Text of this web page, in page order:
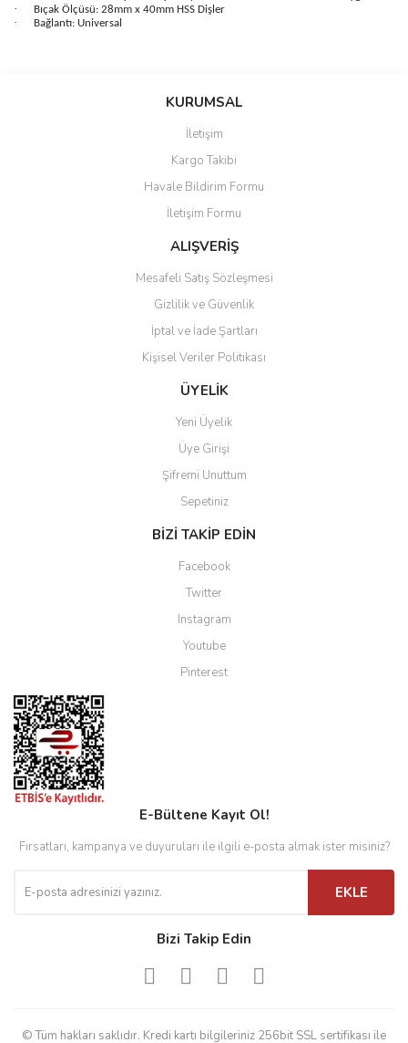
· Bıçak Ölçüsü: 28mm x 40mm HSS Dişler
· Bağlantı: Universal
Bu ürüne ilk yorumu siz yapın!
Ürün resmi kalitesiz, bozuk veya görüntülenemiyor.
Ürün açıklamasında eksik bilgiler bulunuyor.
Ürün bilgilerinde hatalar bulunuyor.
Ürün fiyatı diğer sitelerden daha pahalı.
Gönder
KURUMSAL
İletişim
Kargo Takibi
Havale Bildirim Formu
İletişim Formu
ALIŞVERİŞ
Mesafeli Satış Sözleşmesi
Gizlilik ve Güvenlik
İptal ve İade Şartları
Kişisel Veriler Politikası
ÜYELİK
Yeni Üyelik
Üye Girişi
Şifremi Unuttum
Sepetiniz
BİZİ TAKİP EDİN
Facebook
Twitter
Instagram
Youtube
Pinterest
E-Bültene Kayıt Ol!
Fırsatları, kampanya ve duyuruları ile ilgili e-posta almak ister misiniz?
EKLE
Bizi Takip Edin
© Tüm hakları saklıdır. Kredi kartı bilgileriniz 256bit SSL sertifikası ile